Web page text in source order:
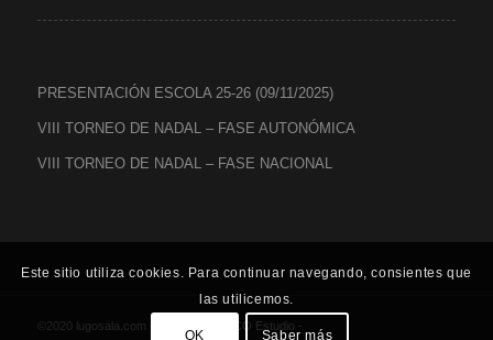
PRESENTACIÓN ESCOLA 25-26 (09/11/2025)
VIII TORNEO DE NADAL – FASE AUTONÓMICA
VIII TORNEO DE NADAL – FASE NACIONAL
©2020 lugosala.com - Powered by HCO Estudio -
Este sitio utiliza cookies. Para continuar navegando, consientes que
las utilicemos.
OK Saber más